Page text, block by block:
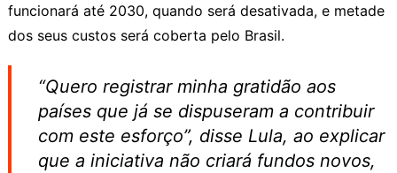
funcionará até 2030, quando será desativada, e metade
dos seus custos será coberta pelo Brasil.
“Quero registrar minha gratidão aos
países que já se dispuseram a contribuir
com este esforço”, disse Lula, ao explicar
que a iniciativa não criará fundos novos,